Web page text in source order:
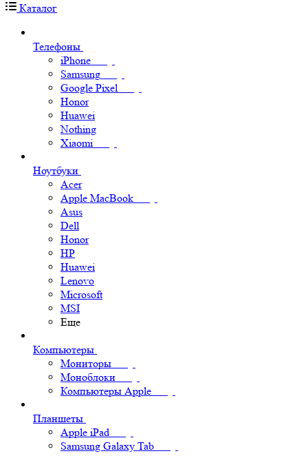
Каталог
Телефоны
iPhone
Samsung
Google Pixel
Honor
Huawei
Nothing
Xiaomi
Ноутбуки
Acer
Apple MacBook
Asus
Dell
Honor
HP
Huawei
Lenovo
Microsoft
MSI
Еще
Компьютеры
Мониторы
Моноблоки
Компьютеры Apple
Планшеты
Apple iPad
Samsung Galaxy Tab